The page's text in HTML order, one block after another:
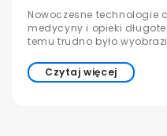
Nowoczesne technologie
medycyny i opieki
temu trudno było
informować opiekuna o
takie rozwiązania już
Czytaj więcej